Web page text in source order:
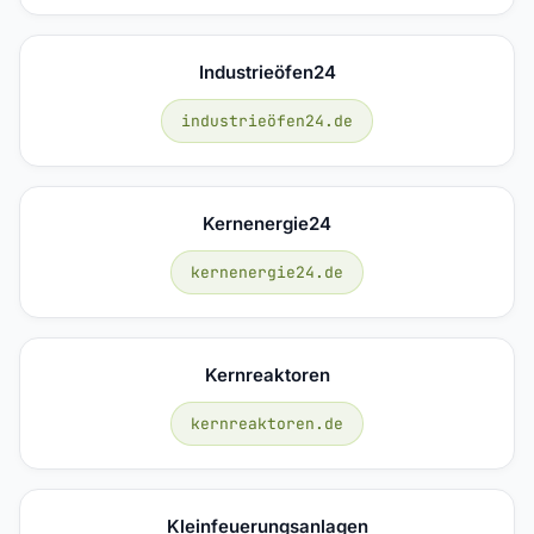
Industrieöfen24
industrieöfen24.de
Kernenergie24
kernenergie24.de
Kernreaktoren
kernreaktoren.de
Kleinfeuerungsanlagen